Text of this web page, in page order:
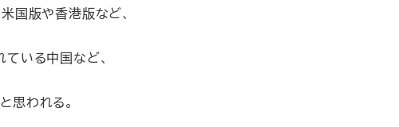
国版や香港版など、
いる中国など、
思われる。